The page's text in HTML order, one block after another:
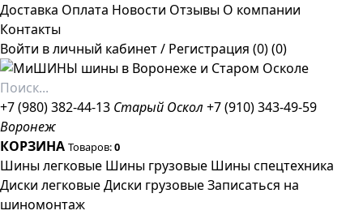
Доставка Оплата Новости Отзывы О компании
Контакты
Войти в личный кабинет/ Регистрация (0)(0)
+7 (980) 382-44-13 Старый Оскол +7 (910) 343-49-59
Воронеж
КОРЗИНА Товаров:0
Шины легковые Шины грузовые Шины спецтехника
Диски легковыеДиски грузовыеЗаписаться на
шиномонтаж